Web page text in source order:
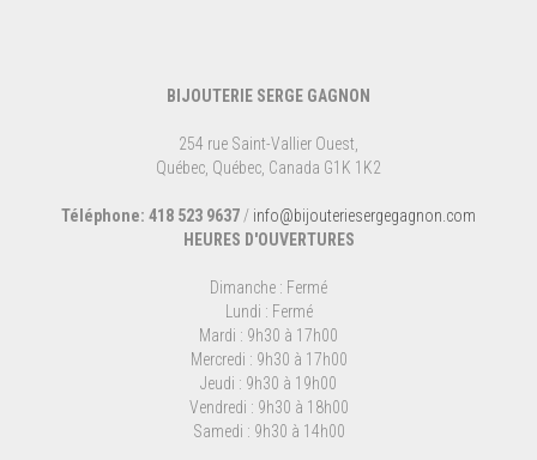
BIJOUTERIE SERGE GAGNON
254 rue Saint-Vallier Ouest,
Québec, Québec, Canada G1K 1K2
Téléphone: 418 523 9637 / info@bijouteriesergegagnon.com
HEURES D'OUVERTURES
Dimanche : Fermé
Lundi : Fermé
Mardi : 9h30 à 17h00
Mercredi : 9h30 à 17h00
Jeudi : 9h30 à 19h00
Vendredi : 9h30 à 18h00
Samedi : 9h30 à 14h00